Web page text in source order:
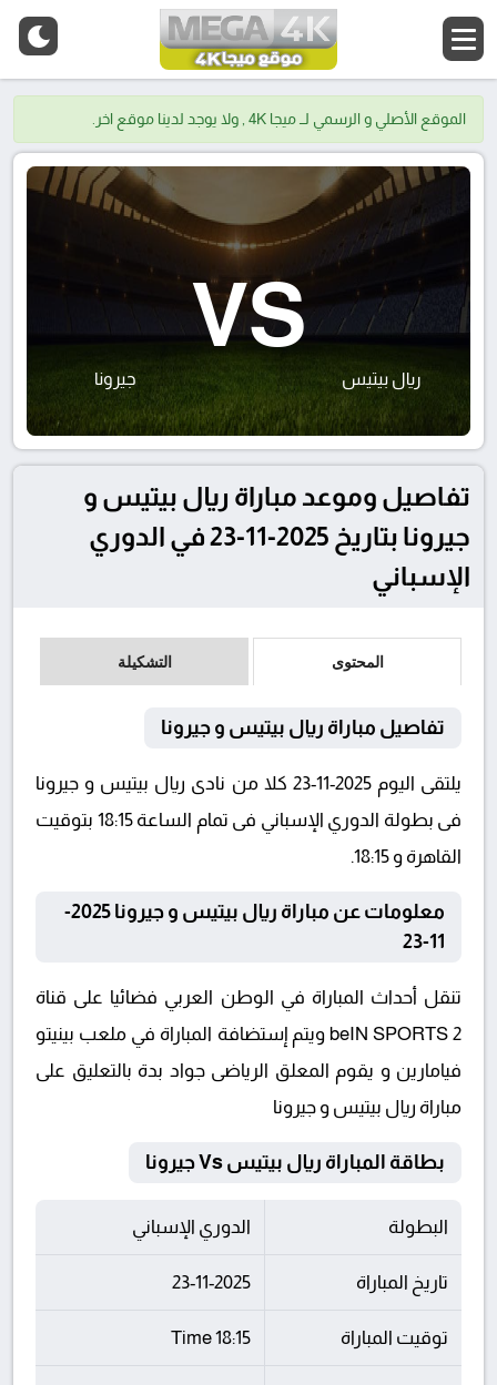
الموقع الأصلي و الرسمي لــ ميجا 4K , ولا يوجد لدينا موقع اخر.
ريال بيتيس
VS
جيرونا
تفاصيل وموعد مباراة ريال بيتيس و
جيرونا بتاريخ 2025-11-23 في الدوري
الإسباني
المحتوى التشكيلة
تفاصيل مباراة ريال بيتيس و جيرونا
يلتقى اليوم 2025-11-23 كلا من نادى ريال بيتيس و جيرونا
فى بطولة الدوري الإسباني فى تمام الساعة 18:15 بتوقيت
القاهرة و 18:15.
معلومات عن مباراة ريال بيتيس و جيرونا 2025-
11-23
تنقل أحداث المباراة في الوطن العربي فضائيا على قناة
beIN SPORTS 2 ويتم إستضافة المباراة في ملعب بينيتو
فيامارين و يقوم المعلق الرياضى جواد بدة بالتعليق على
مباراة ريال بيتيس و جيرونا
بطاقة المباراة ريال بيتيس Vs جيرونا
البطولة الدوري الإسباني
تاريخ المباراة 23-11-2025
توقيت المباراة 18:15 Time